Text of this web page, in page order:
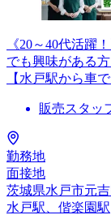
《20～40代活躍
でも興味がある
【水戸駅から車で
販売スタッ
勤務地
面接地
茨城県水戸市元
水戸駅、偕楽園駅